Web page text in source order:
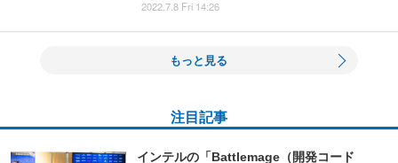
2022.7.8 Fri 14:26
もっと見る
注目記事
インテルの「Battlemage（開発コード